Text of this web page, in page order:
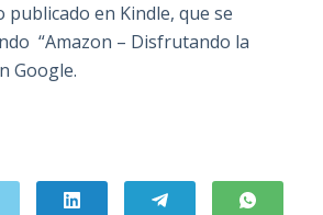
en Kindle, que se
“Amazon – Disfrutando la
Google.